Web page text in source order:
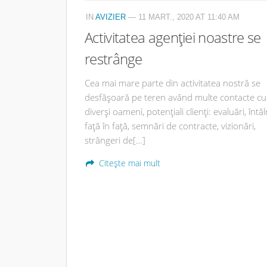
IN AVIZIER — 11 MART., 2020 AT 11:40 AM
Activitatea agenției noastre se
restrânge
Cea mai mare parte din activitatea nostră se
desfășoară pe teren având multe contacte cu
diverși oameni, potențiali clienți: evaluări,
față în față, semnări de contracte, vizionări,
strângeri de[…]
Citește mai mult